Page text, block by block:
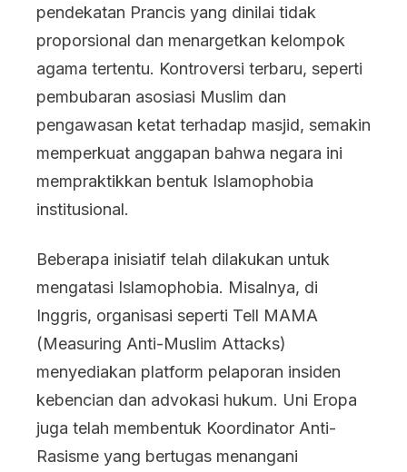
pendekatan Prancis yang dinilai tidak
proporsional dan menargetkan kelompok
agama tertentu. Kontroversi terbaru, seperti
pembubaran asosiasi Muslim dan
pengawasan ketat terhadap masjid, semakin
memperkuat anggapan bahwa negara ini
mempraktikkan bentuk Islamophobia
institusional.
Beberapa inisiatif telah dilakukan untuk
mengatasi Islamophobia. Misalnya, di
Inggris, organisasi seperti Tell MAMA
(Measuring Anti-Muslim Attacks)
menyediakan platform pelaporan insiden
kebencian dan advokasi hukum. Uni Eropa
juga telah membentuk Koordinator Anti-
Rasisme yang bertugas menangani